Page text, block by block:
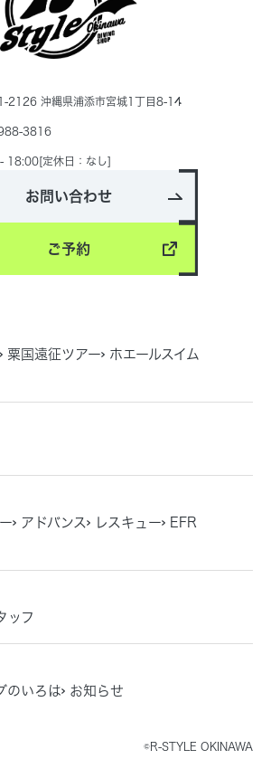
2126 沖縄県浦添市宮城1丁目8-14
3816
18:00[定休日：なし]
お問い合わせ
ご予約
粟国遠征ツアー
ホエールスイム
アドバンス レスキュー
EFR
ッフ
のいろは お知らせ
©R-STYLE OKINAWA